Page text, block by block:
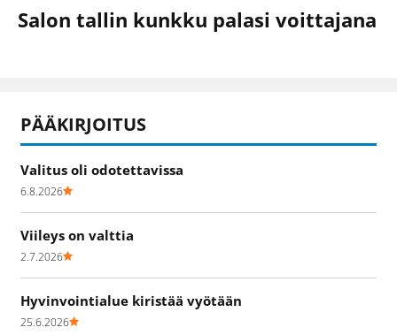
Salon tallin kunkku palasi voittajana
PÄÄKIRJOITUS
Valitus oli odotettavissa
6.8.2026
Viileys on valttia
2.7.2026
Hyvinvointialue kiristää vyötään
25.6.2026